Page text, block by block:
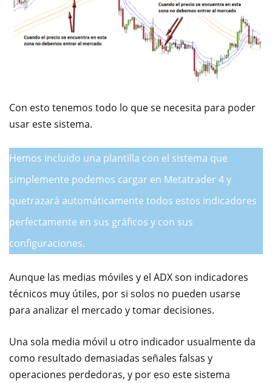
Con esto tenemos todo lo que se necesita para poder
usar este sistema.
Hemos incluido una plantilla con el sistema que
simplemente podemos cargar en Metatrader 4 y
quetrazará automáticamente todos estos indicadores
perfectamente en sus gráficos y con sus
configuraciones.
Aunque las medias móviles y el ADX son indicadores
técnicos muy útiles, por si solos no pueden usarse
para analizar el mercado y tomar decisiones.
Una sola media móvil u otro indicador usualmente da
como resultado demasiadas señales falsas y
operaciones perdedoras, y por eso este sistema